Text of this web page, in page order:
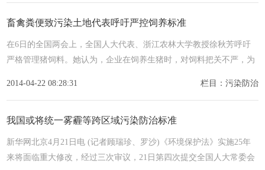
畜禽粪便致污染土地代表呼吁严控饲养标准
在6日的全国两会上，全国人大代表、浙江农林大学教授徐秋芳呼吁
严格管理猪饲料。她认为，企业在饲养生猪时，对饲料把关不严，为
2014-04-22 08:28:31
栏目：污染防治
我国或将统一雾霾等跨区域污染防治标准
新华网北京4月21日电 (记者顾瑞珍、罗沙)《环境保护法》实施25年
来将面临重大修改，经过三次审议，21日第四次提交全国人大常委会